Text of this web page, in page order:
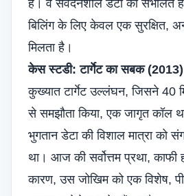
है। वे संवेदनशील डेटा को संभालते
बिलिंग के लिए केवल एक सुरक्षित,
मिलता है।
केस स्टडी: टार्गेट का सबक (2013)
कुख्यात टार्गेट उल्लंघन, जिसने 40
से समझौता किया, एक जागृत कॉल
भुगतान डेटा की विशाल मात्रा को
था। आज की सर्वोत्तम प्रथा,
कारण, उस जोखिम को एक विशेष,